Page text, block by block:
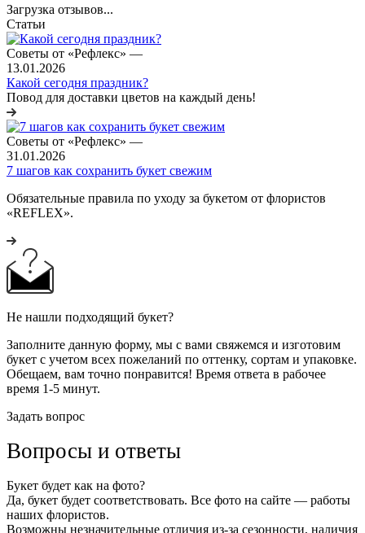
Загрузка отзывов...
Статьи
Советы от «Рефлекс» —
13.01.2026
Какой сегодня праздник?
Повод для доставки цветов на каждый день!
Советы от «Рефлекс» —
31.01.2026
7 шагов как сохранить букет свежим
Обязательные правила по уходу за букетом от флористов
«REFLEX».
Не нашли подходящий букет?
Заполните данную форму, мы с вами свяжемся и изготовим
букет с учетом всех пожеланий по оттенку, сортам и упаковке.
Обещаем, вам точно понравится! Время ответа в рабочее
время 1-5 минут.
Задать вопрос
Вопросы и ответы
Букет будет как на фото?
Да, букет будет соответствовать. Все фото на сайте — работы
наших флористов.
Возможны незначительные отличия из-за сезонности, наличия